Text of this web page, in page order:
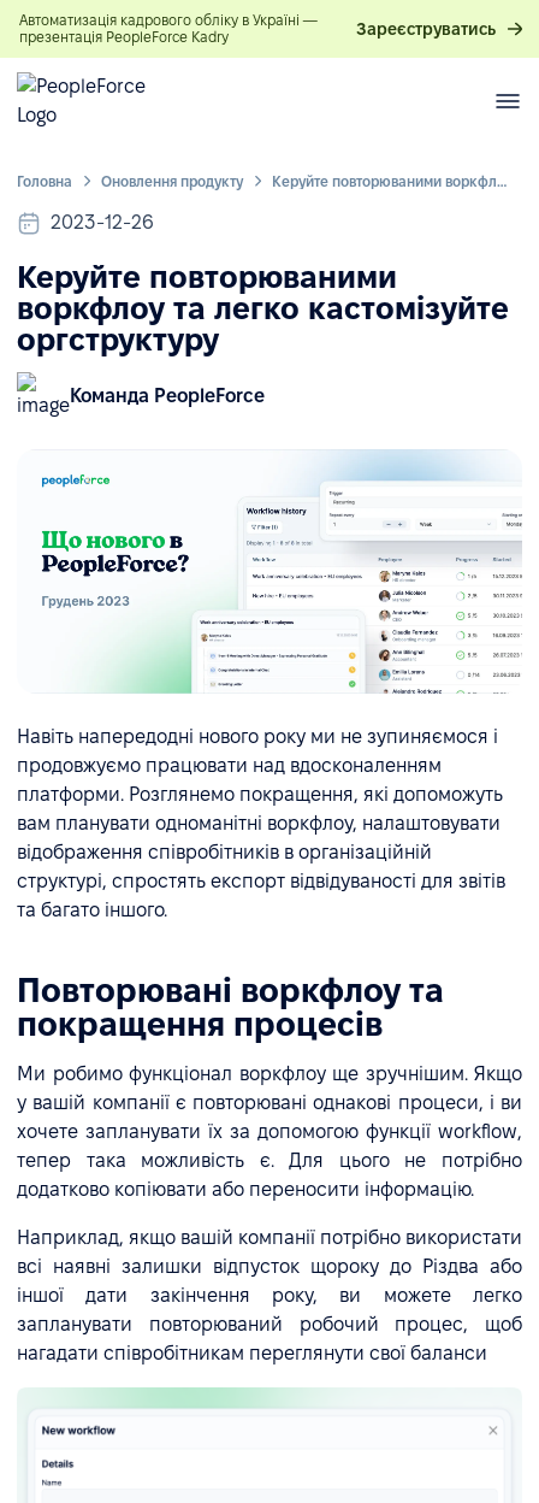
Автоматизація кадрового обліку в Україні —
презентація PeopleForce Kadry
Зареєструватись
Головна Оновлення продукту Керуйте повторюваними воркфлоу та легко кастомізуйте оргструктуру
2023-12-26
Керуйте повторюваними
воркфлоу та легко кастомізуйте
оргструктуру
Команда PeopleForce
Навіть напередодні нового року ми не зупиняємося і
продовжуємо працювати над вдосконаленням
платформи. Розглянемо покращення, які допоможуть
вам планувати одноманітні воркфлоу, налаштовувати
відображення співробітників в організаційній
структурі, спростять експорт відвідуваності для звітів
та багато іншого.
Повторювані воркфлоу та
покращення процесів
Ми робимо функціонал воркфлоу ще зручнішим. Якщо
у вашій компанії є повторювані однакові процеси, і ви
хочете запланувати їх за допомогою функції workflow,
тепер така можливість є. Для цього не потрібно
додатково копіювати або переносити інформацію.
Наприклад, якщо вашій компанії потрібно використати
всі наявні залишки відпусток щороку до Різдва або
іншої дати закінчення року, ви можете легко
запланувати повторюваний робочий процес, щоб
нагадати співробітникам переглянути свої баланси